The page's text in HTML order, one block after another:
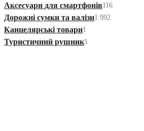
Аксесуари для смартфонів116
Дорожні сумки та валізи1 992
Канцелярські товари1
Туристичний рушник1